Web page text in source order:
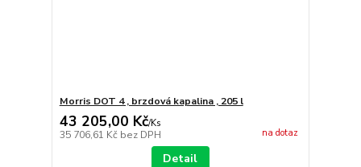
Morris DOT 4 , brzdová kapalina , 205 l
43 205,00 Kč/Ks
35 706,61 Kč bez DPH na dotaz
Detail